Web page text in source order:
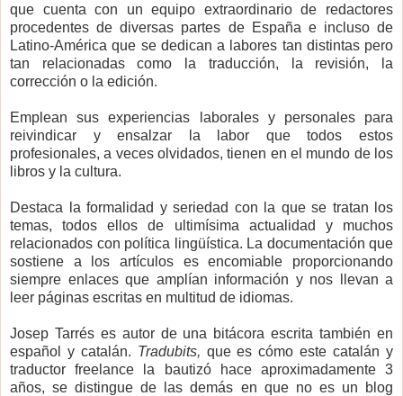
que cuenta con un equipo extraordinario de redactores
procedentes de diversas partes de España e incluso de
Latino-América que se dedican a labores tan distintas pero
tan relacionadas como la traducción, la revisión, la
corrección o la edición.
Emplean sus experiencias laborales y personales para
reivindicar y ensalzar la labor que todos estos
profesionales, a veces olvidados, tienen en el mundo de los
libros y la cultura.
Destaca la formalidad y seriedad con la que se tratan los
temas, todos ellos de ultimísima actualidad y muchos
relacionados con política lingüística. La documentación que
sostiene a los artículos es encomiable proporcionando
siempre enlaces que amplían información y nos llevan a
leer páginas escritas en multitud de idiomas.
Josep Tarrés es autor de una bitácora escrita también en
español y catalán. Tradubits, que es cómo este catalán y
traductor freelance la bautizó hace aproximadamente 3
años, se distingue de las demás en que no es un blog